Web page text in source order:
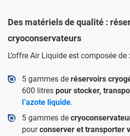
Des matériels de qualité :
cryoconservateurs
L’offre Air Liquide est composée de :
5 gammes de réservoirs
600 litres pour stocker,
l’azote liquide.
5 gammes de
pourconserver et transporter